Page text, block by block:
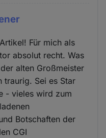
Für mich als
absolut recht. Was
alten Großmeister
traurig. Sei es Star
- vieles wird zum
Botschaften der
CGI